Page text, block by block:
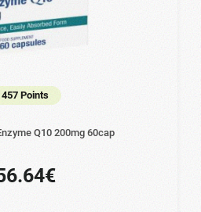
457 Points
Q10 200mg 60cap